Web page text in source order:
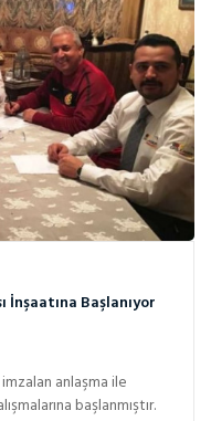
İnşaatına Başlanıyor
imzalan anlaşma ile
başlanmıştır.